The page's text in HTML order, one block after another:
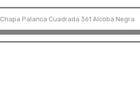
Chapa Palanca Cuadrada 361 Alcoba Negra